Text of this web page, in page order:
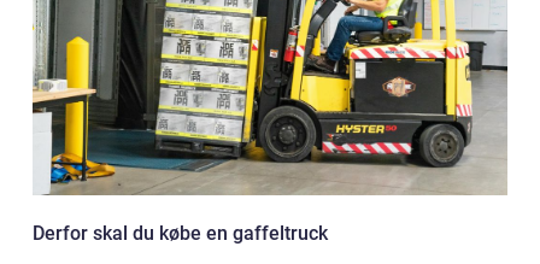
Derfor skal du købe en gaffeltruck